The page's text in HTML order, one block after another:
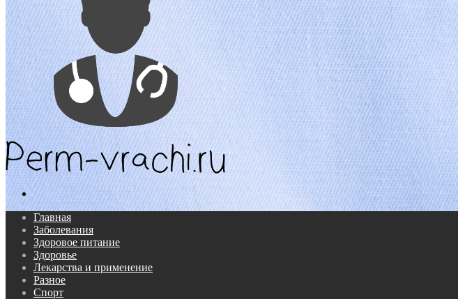
Поиск...
Главная
Заболевания
Здоровое питание
Здоровье
Лекарства и применение
Разное
Спорт